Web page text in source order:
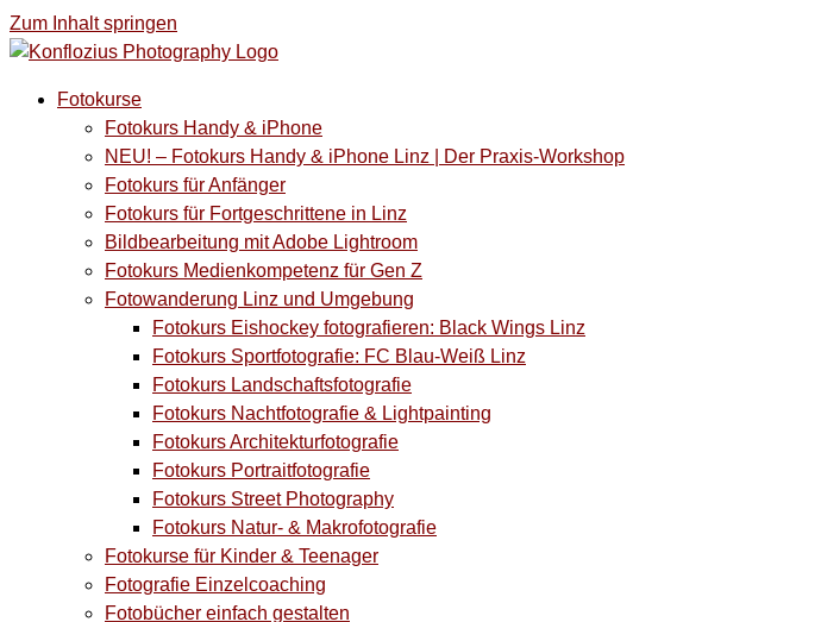
Zum Inhalt springen
Fotokurse
Fotokurs Handy & iPhone
NEU! – Fotokurs Handy & iPhone Linz | Der Praxis-Workshop
Fotokurs für Anfänger
Fotokurs für Fortgeschrittene in Linz
Bildbearbeitung mit Adobe Lightroom
Fotokurs Medienkompetenz für Gen Z
Fotowanderung Linz und Umgebung
Fotokurs Eishockey fotografieren: Black Wings Linz
Fotokurs Sportfotografie: FC Blau-Weiß Linz
Fotokurs Landschaftsfotografie
Fotokurs Nachtfotografie & Lightpainting
Fotokurs Architekturfotografie
Fotokurs Portraitfotografie
Fotokurs Street Photography
Fotokurs Natur- & Makrofotografie
Fotokurse für Kinder & Teenager
Fotografie Einzelcoaching
Fotobücher einfach gestalten